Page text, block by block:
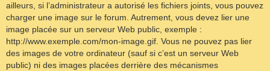
ailleurs, si l’administrateur a autorisé les fichiers joints, vous pouvez
charger une image sur le forum. Autrement, vous devez lier une
image placée sur un serveur Web public, exemple :
http://www.exemple.com/mon-image.gif. Vous ne pouvez pas lier
des images de votre ordinateur (sauf si c’est un serveur Web
public) ni des images placées derrière des mécanismes